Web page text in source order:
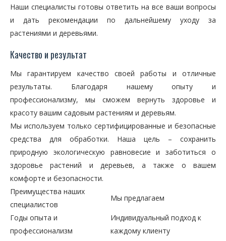
Наши специалисты готовы ответить на все ваши вопросы
и дать рекомендации по дальнейшему уходу за
растениями и деревьями.
Качество и результат
Мы гарантируем качество своей работы и отличные
результаты. Благодаря нашему опыту и
профессионализму, мы сможем вернуть здоровье и
красоту вашим садовым растениям и деревьям.
Мы используем только сертифицированные и безопасные
средства для обработки. Наша цель – сохранить
природную экологическую равновесие и заботиться о
здоровье растений и деревьев, а также о вашем
комфорте и безопасности.
Преимущества наших
специалистов
Мы предлагаем
Годы опыта и
профессионализм
Индивидуальный подход к
каждому клиенту